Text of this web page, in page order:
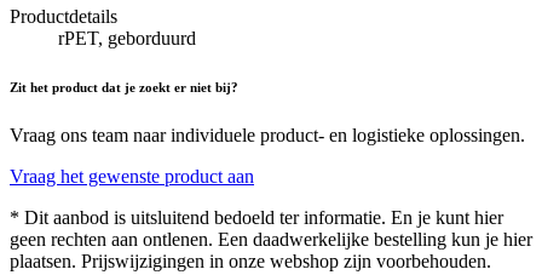
Productdetails
rPET, geborduurd
Zit het product dat je zoekt er niet bij?
Vraag ons team naar individuele product- en logistieke oplossingen.
Vraag het gewenste product aan
* Dit aanbod is uitsluitend bedoeld ter informatie. En je kunt hier
geen rechten aan ontlenen. Een daadwerkelijke bestelling kun je hier
plaatsen. Prijswijzigingen in onze webshop zijn voorbehouden.